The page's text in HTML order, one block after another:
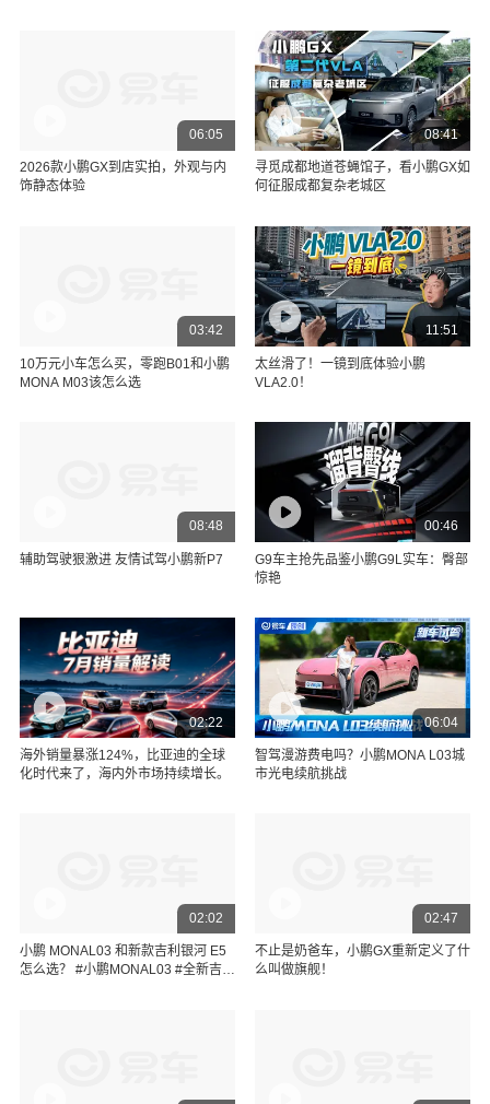
06:05
2026款小鹏GX到店实拍，外观与内
饰静态体验
08:41
寻觅成都地道苍蝇馆子，看小鹏GX如
何征服成都复杂老城区
03:42
10万元小车怎么买，零跑B01和小鹏
MONA M03该怎么选
11:51
太丝滑了！一镜到底体验小鹏
VLA2.0！
08:48
辅助驾驶狠激进 友情试驾小鹏新P7
00:46
G9车主抢先品鉴小鹏G9L实车：臀部
惊艳
02:22
海外销量暴涨124%，比亚迪的全球
化时代来了，海内外市场持续增长。
06:04
智驾漫游费电吗？小鹏MONA L03城
市光电续航挑战
02:02
小鹏 MONAL03 和新款吉利银河 E5
怎么选？ #小鹏MONAL03 #全新吉利
02:47
不止是奶爸车，小鹏GX重新定义了什
么叫做旗舰！